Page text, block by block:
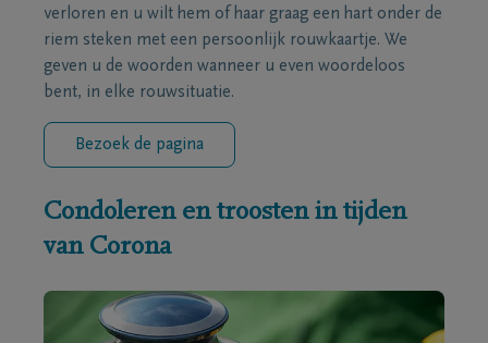
verloren en u wilt hem of haar graag een hart onder de
riem steken met een persoonlijk rouwkaartje. We
geven u de woorden wanneer u even woordeloos
bent, in elke rouwsituatie.
Bezoek de pagina
Condoleren en troosten in tijden
van Corona